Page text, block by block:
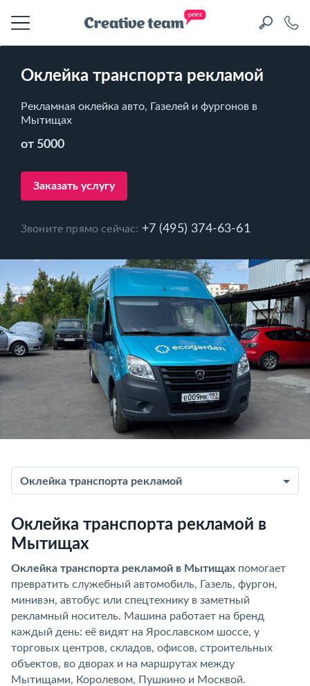
Оклейка транспорта рекламой
Рекламная оклейка авто, Газелей и фургонов в
Мытищах
от 5000
Заказать услугу
Звоните прямо сейчас: +7 (495) 374-63-61
Оклейка транспорта рекламой
Оклейка транспорта рекламой в
Мытищах
Оклейка транспорта рекламой в Мытищах помогает
превратить служебный автомобиль, Газель, фургон,
минивэн, автобус или спецтехнику в заметный
рекламный носитель. Машина работает на бренд
каждый день: её видят на Ярославском шоссе, у
торговых центров, складов, офисов, строительных
объектов, во дворах и на маршрутах между
Мытищами, Королевом, Пушкино и Москвой.